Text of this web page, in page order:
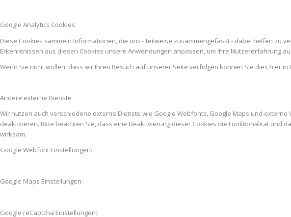
Google Analytics Cookies
Diese Cookies sammeln Informationen, die uns - teilweise zusammengefasst - dabei helfen zu
Erkenntnissen aus diesen Cookies unsere Anwendungen anpassen, um Ihre Nutzererfahrung
Wenn Sie nicht wollen, dass wir Ihren Besuch auf unserer Seite verfolgen können Sie dies hier in
Andere externe Dienste
Wir nutzen auch verschiedene externe Dienste wie Google Webfonts, Google Maps und
deaktivieren. Bitte beachten Sie, dass eine Deaktivierung dieser Cookies die Funktionalität
wirksam.
Google Webfont Einstellungen:
Google Maps Einstellungen:
Google reCaptcha Einstellungen: